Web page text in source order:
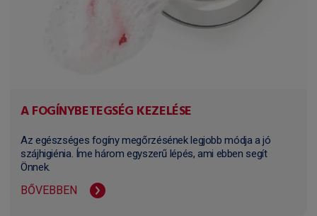
A FOGÍNYBETEGSÉG KEZELÉSE
Az egészséges fogíny megőrzésének legjobb módja a jó
szájhigiénia. Íme három egyszerű lépés, ami ebben segít
Önnek.
BŐVEBBEN